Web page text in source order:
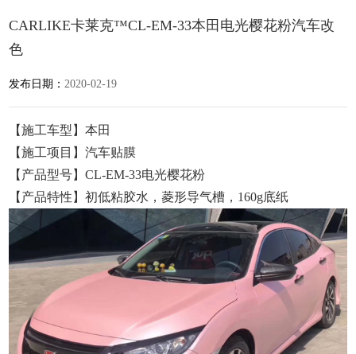
CARLIKE卡莱克™CL-EM-33本田电光樱花粉汽车改
色
发布日期： 2020-02-19
【施工车型】本田
【施工项目】汽车贴膜
【产品型号】CL-EM-33电光樱花粉
【产品特性】初低粘胶水，菱形导气槽，160g底纸